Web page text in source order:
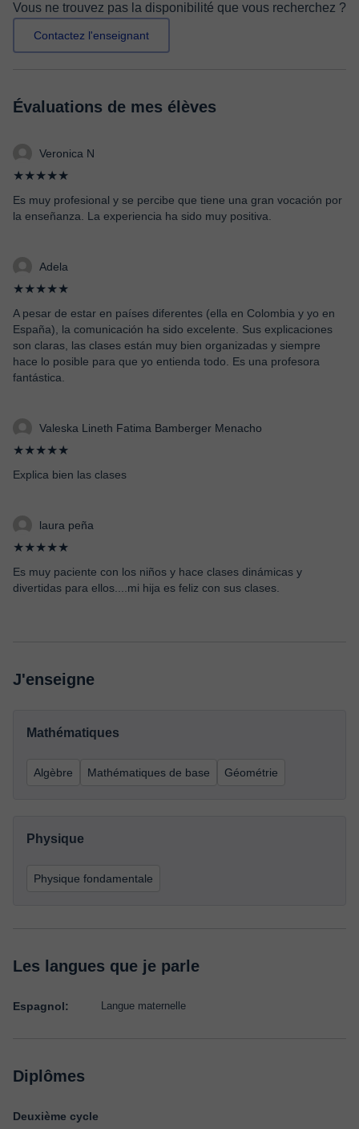
Vous ne trouvez pas la disponibilité que vous recherchez ?
Contactez l'enseignant
Évaluations de mes élèves
Veronica N
★★★★★
Es muy profesional y se percibe que tiene una gran vocación por
la enseñanza. La experiencia ha sido muy positiva.
Adela
★★★★★
A pesar de estar en países diferentes (ella en Colombia y yo en
España), la comunicación ha sido excelente. Sus explicaciones
son claras, las clases están muy bien organizadas y siempre
hace lo posible para que yo entienda todo. Es una profesora
fantástica.
Valeska Lineth Fatima Bamberger Menacho
★★★★★
Explica bien las clases
laura peña
★★★★★
Es muy paciente con los niños y hace clases dinámicas y
divertidas para ellos....mi hija es feliz con sus clases.
J'enseigne
Mathématiques
Algèbre Mathématiques de base Géométrie
Physique
Physique fondamentale
Les langues que je parle
Espagnol: Langue maternelle
Diplômes
Deuxième cycle